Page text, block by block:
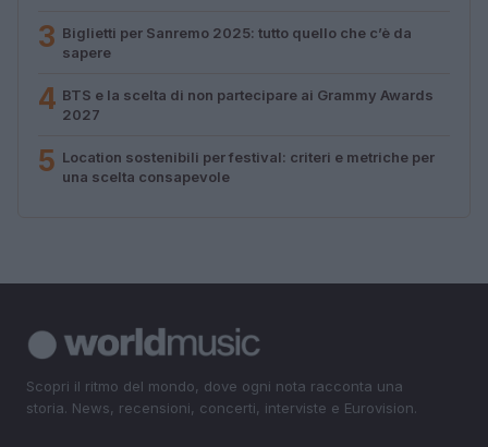
3 Biglietti per Sanremo 2025: tutto quello che c’è da
sapere
4 BTS e la scelta di non partecipare ai Grammy Awards
2027
5 Location sostenibili per festival: criteri e metriche per
una scelta consapevole
Scopri il ritmo del mondo, dove ogni nota racconta una
storia. News, recensioni, concerti, interviste e Eurovision.